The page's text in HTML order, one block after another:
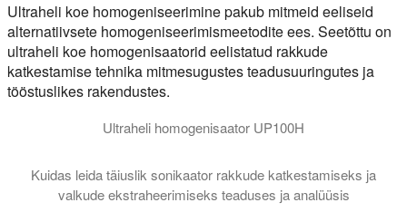
Ultraheli koe homogeniseerimine pakub mitmeid eeliseid
alternatiivsete homogeniseerimismeetodite ees. Seetõttu on
ultraheli koe homogenisaatorid eelistatud rakkude
katkestamise tehnika mitmesugustes teadusuuringutes ja
tööstuslikes rakendustes.
Ultraheli homogenisaator UP100H
Kuidas leida täiuslik sonikaator rakkude katkestamiseks ja
valkude ekstraheerimiseks teaduses ja analüüsis